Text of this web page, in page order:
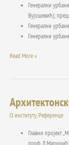
Генерални
Вујошевић);
Генерални
Генерални
Read More »
О институту,Референце
Главни пројект
проф.
Архитектонско-
урбанистички
пројекти